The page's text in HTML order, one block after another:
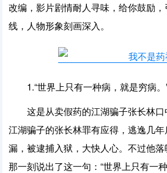
改编，影片剧情耐人寻味，给你鼓励
线，人物形象刻画深入。
1.“世界上只有一种病，就是穷病。
这是从卖假药的江湖骗子张长林口
江湖骗子的张长林罪有应得，逃逸几
漏，被逮捕入狱，大快人心。不过他
那一刻说出了这一句：“世界上只有一